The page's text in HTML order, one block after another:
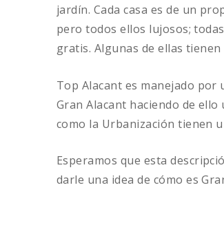
jardín. Cada casa es de un
pero todos ellos lujosos;
gratis. Algunas de ellas tienen
Top Alacant es manejado por
Gran Alacant haciendo de
como la Urbanización tienen
Esperamos que esta
darle una idea de cómo es